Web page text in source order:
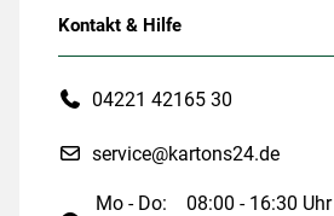
Kontakt & Hilfe
04221 42165 30
service@kartons24.de
Mo - Do:
08:00 - 16:30 Uhr